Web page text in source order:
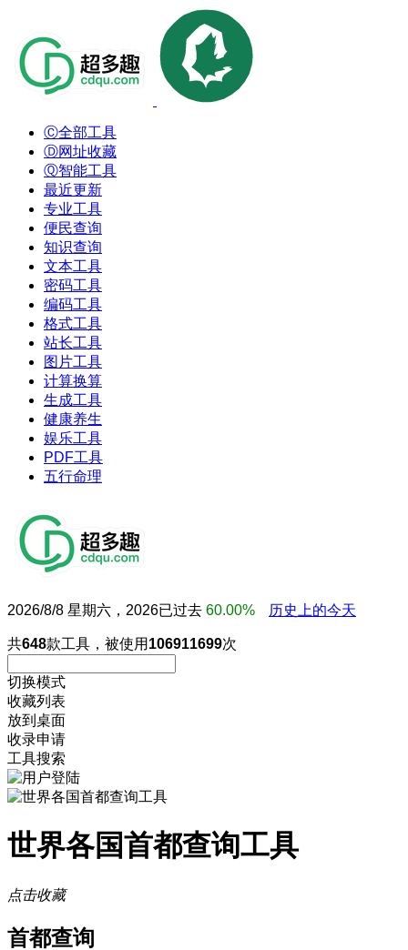
Ⓒ全部工具
Ⓓ网址收藏
Ⓠ智能工具
最近更新
专业工具
便民查询
知识查询
文本工具
密码工具
编码工具
格式工具
站长工具
图片工具
计算换算
生成工具
健康养生
娱乐工具
PDF工具
五行命理
2026/8/8 星期六，2026已过去 60.00% 历史上的今天
共648款工具，被使用 106911699次
切换模式
收藏列表
放到桌面
收录申请
工具搜索
世界各国首都查询工具
点击收藏
首都查询